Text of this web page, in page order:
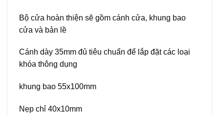
Bộ cửa hoàn thiện sẽ gồm cánh cửa, khung bao
cửa và bản lề
Cánh dày 35mm đủ tiêu chuẩn để lắp đặt các loại
khóa thông dụng
khung bao 55x100mm
Nẹp chỉ 40x10mm